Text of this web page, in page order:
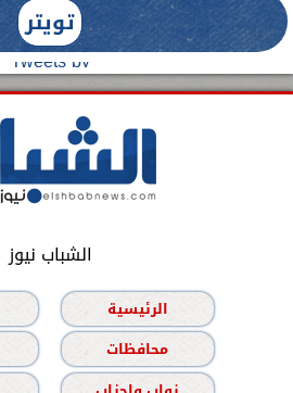
تويتر
Tweets by
الشباب نيوز
الرئيسية
محافظات